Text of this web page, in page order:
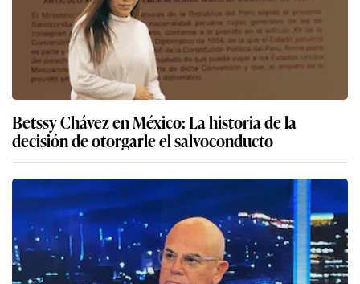
Betssy Chávez en México: La historia de la
decisión de otorgarle el salvoconducto